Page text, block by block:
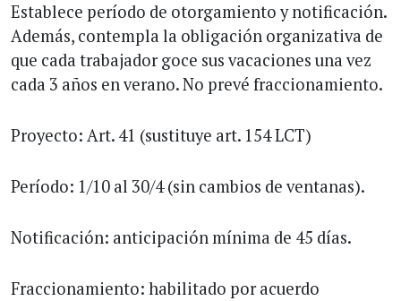
Establece período de otorgamiento y notificación.
Además, contempla la obligación organizativa de
que cada trabajador goce sus vacaciones una vez
cada 3 años en verano. No prevé fraccionamiento.
Proyecto: Art. 41 (sustituye art. 154 LCT)
Período: 1/10 al 30/4 (sin cambios de ventanas).
Notificación: anticipación mínima de 45 días.
Fraccionamiento: habilitado por acuerdo